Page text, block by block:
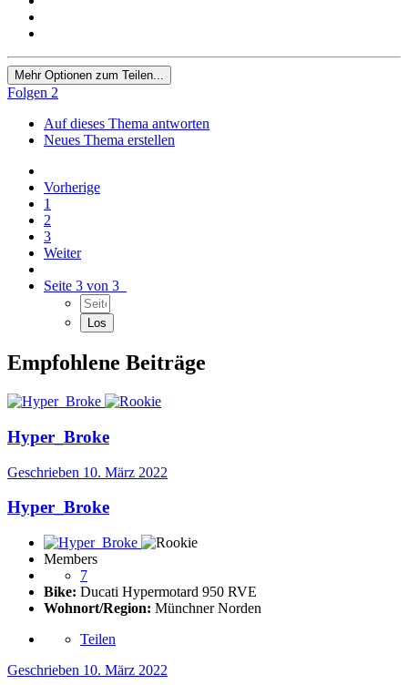
Mehr Optionen zum Teilen...
Folgen 2
Auf dieses Thema antworten
Neues Thema erstellen
Vorherige
1
2
3
Weiter
Seite 3 von 3
Empfohlene Beiträge
Hyper_Broke
Geschrieben 10. März 2022
Hyper_Broke
Members
7
Bike: Ducati Hypermotard 950 RVE
Wohnort/Region: Münchner Norden
Teilen
Geschrieben 10. März 2022